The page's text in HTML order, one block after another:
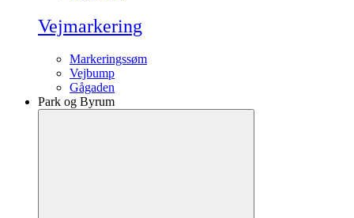
Vejmarkering
Markeringssøm
Vejbump
Gågaden
Park og Byrum